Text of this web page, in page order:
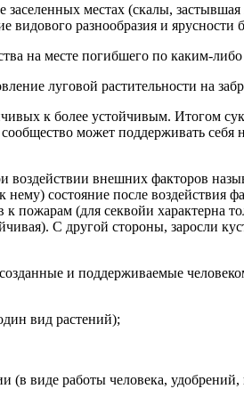
местах (скалы,
видового разнообразия и ярусности
на месте погибшего по каким-
луговой растительности на
к более устойчивым. Итогом
может поддерживать
воздействии внешних факторов
состояние после воздействия
(для секвойи характерна
С другой стороны, заросли
и поддерживаемые
вид растений);
(в виде работы человека,